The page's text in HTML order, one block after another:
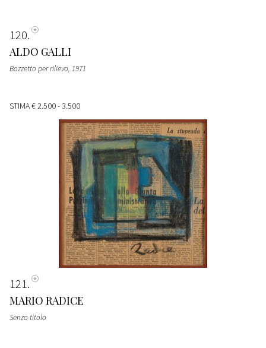
120
ALDO GALLI
Bozzetto per rilievo, 1971
STIMA€ 2.500 - 3.500
121
MARIO RADICE
Senza titolo